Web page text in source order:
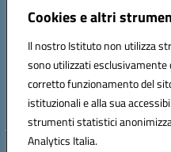
Cookies e altri
Il nostro Istituto non utilizza
sono utilizzati esclusivamente
corretto funzionamento del
istituzionali e alla sua
strumenti statistici
Analytics Italia.
Indirizzo:Corso Vittorio
Posta elettronica certificata (PEC):
Codice fiscale: 97308550827
Codice meccanografico: